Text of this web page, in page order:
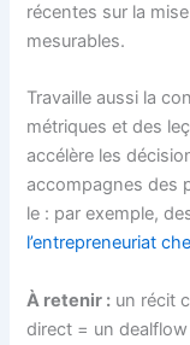
récentes sur la
mesurables.
Travaille aussi la
métriques et des
accélère les
accompagnes des
le : par exemple,
l’entrepreneuriat
À retenir : un récit
direct = un